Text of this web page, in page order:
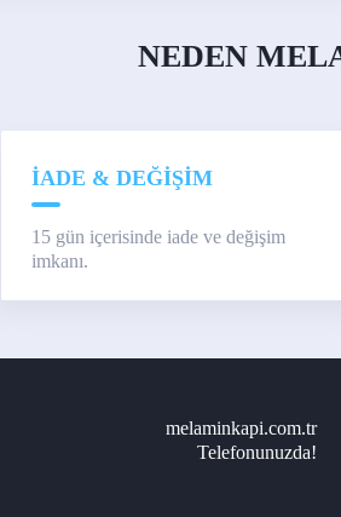
NEDEN
İADE & DEĞİŞİM
15 gün içerisinde iade ve değişim
imkanı.
melaminkapi.com.tr
Telefonunuzda!